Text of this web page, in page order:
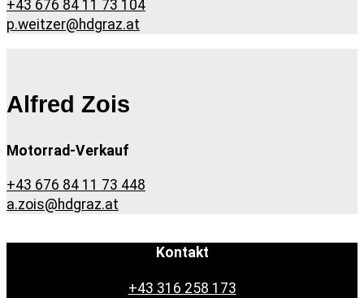
+43 676 84 11 73 104
p.weitzer@hdgraz.at
Alfred Zois
Motorrad-Verkauf
+43 676 84 11 73 448
a.zois@hdgraz.at
Kontakt
+43 316 258 173